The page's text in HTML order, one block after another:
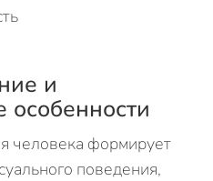
и
человека формирует
поведения,